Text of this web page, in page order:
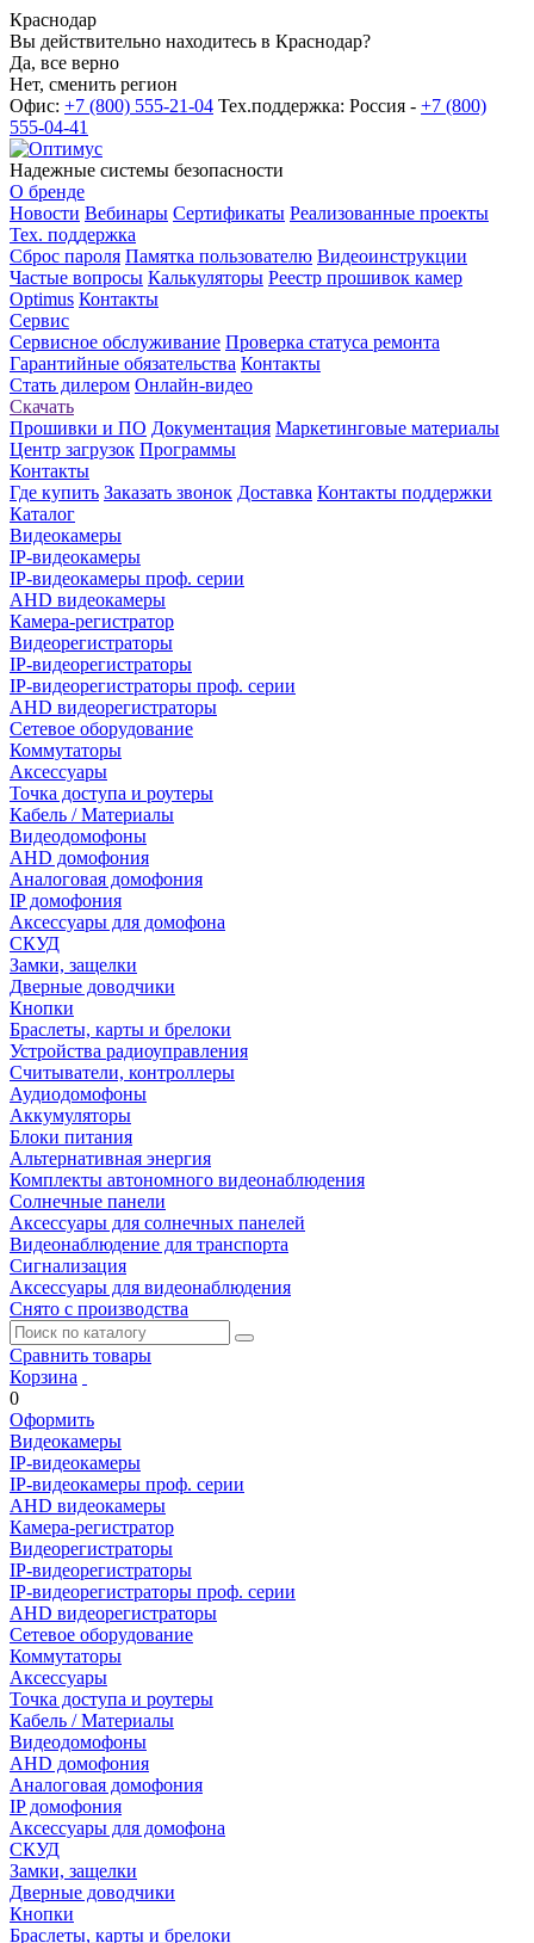
Краснодар
Вы действительно находитесь в Краснодар?
Да, все верно
Нет, сменить регион
Офис: +7 (800) 555-21-04 Тех.поддержка: Россия - +7 (800)
555-04-41
Надежные системы безопасности
О бренде
Новости Вебинары Сертификаты Реализованные проекты
Тех. поддержка
Сброс пароля Памятка пользователю Видеоинструкции
Частые вопросы Калькуляторы Реестр прошивок камер
Optimus Контакты
Сервис
Сервисное обслуживание Проверка статуса ремонта
Гарантийные обязательства Контакты
Стать дилером Онлайн-видео
Скачать
Прошивки и ПО Документация Маркетинговые материалы
Центр загрузок Программы
Контакты
Где купить Заказать звонок Доставка Контакты поддержки
Каталог
Видеокамеры
IP-видеокамеры
IP-видеокамеры проф. серии
AHD видеокамеры
Камера-регистратор
Видеорегистраторы
IP-видеорегистраторы
IP-видеорегистраторы проф. серии
AHD видеорегистраторы
Сетевое оборудование
Коммутаторы
Аксессуары
Точка доступа и роутеры
Кабель / Материалы
Видеодомофоны
AHD домофония
Аналоговая домофония
IP домофония
Аксессуары для домофона
СКУД
Замки, защелки
Дверные доводчики
Кнопки
Браслеты, карты и брелоки
Устройства радиоуправления
Считыватели, контроллеры
Аудиодомофоны
Аккумуляторы
Блоки питания
Альтернативная энергия
Комплекты автономного видеонаблюдения
Солнечные панели
Аксессуары для солнечных панелей
Видеонаблюдение для транспорта
Сигнализация
Аксессуары для видеонаблюдения
Снято с производства
Сравнить товары
Корзина
0
Оформить
Видеокамеры
IP-видеокамеры
IP-видеокамеры проф. серии
AHD видеокамеры
Камера-регистратор
Видеорегистраторы
IP-видеорегистраторы
IP-видеорегистраторы проф. серии
AHD видеорегистраторы
Сетевое оборудование
Коммутаторы
Аксессуары
Точка доступа и роутеры
Кабель / Материалы
Видеодомофоны
AHD домофония
Аналоговая домофония
IP домофония
Аксессуары для домофона
СКУД
Замки, защелки
Дверные доводчики
Кнопки
Браслеты, карты и брелоки